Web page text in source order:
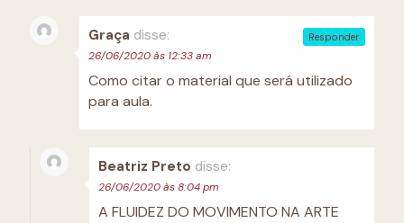
Graça disse:
26/06/2020 às 12:33 am
Como citar o material que será utilizado
para aula.
Responder
Beatriz Preto disse:
26/06/2020 às 8:04 pm
A FLUIDEZ DO MOVIMENTO NA ARTE